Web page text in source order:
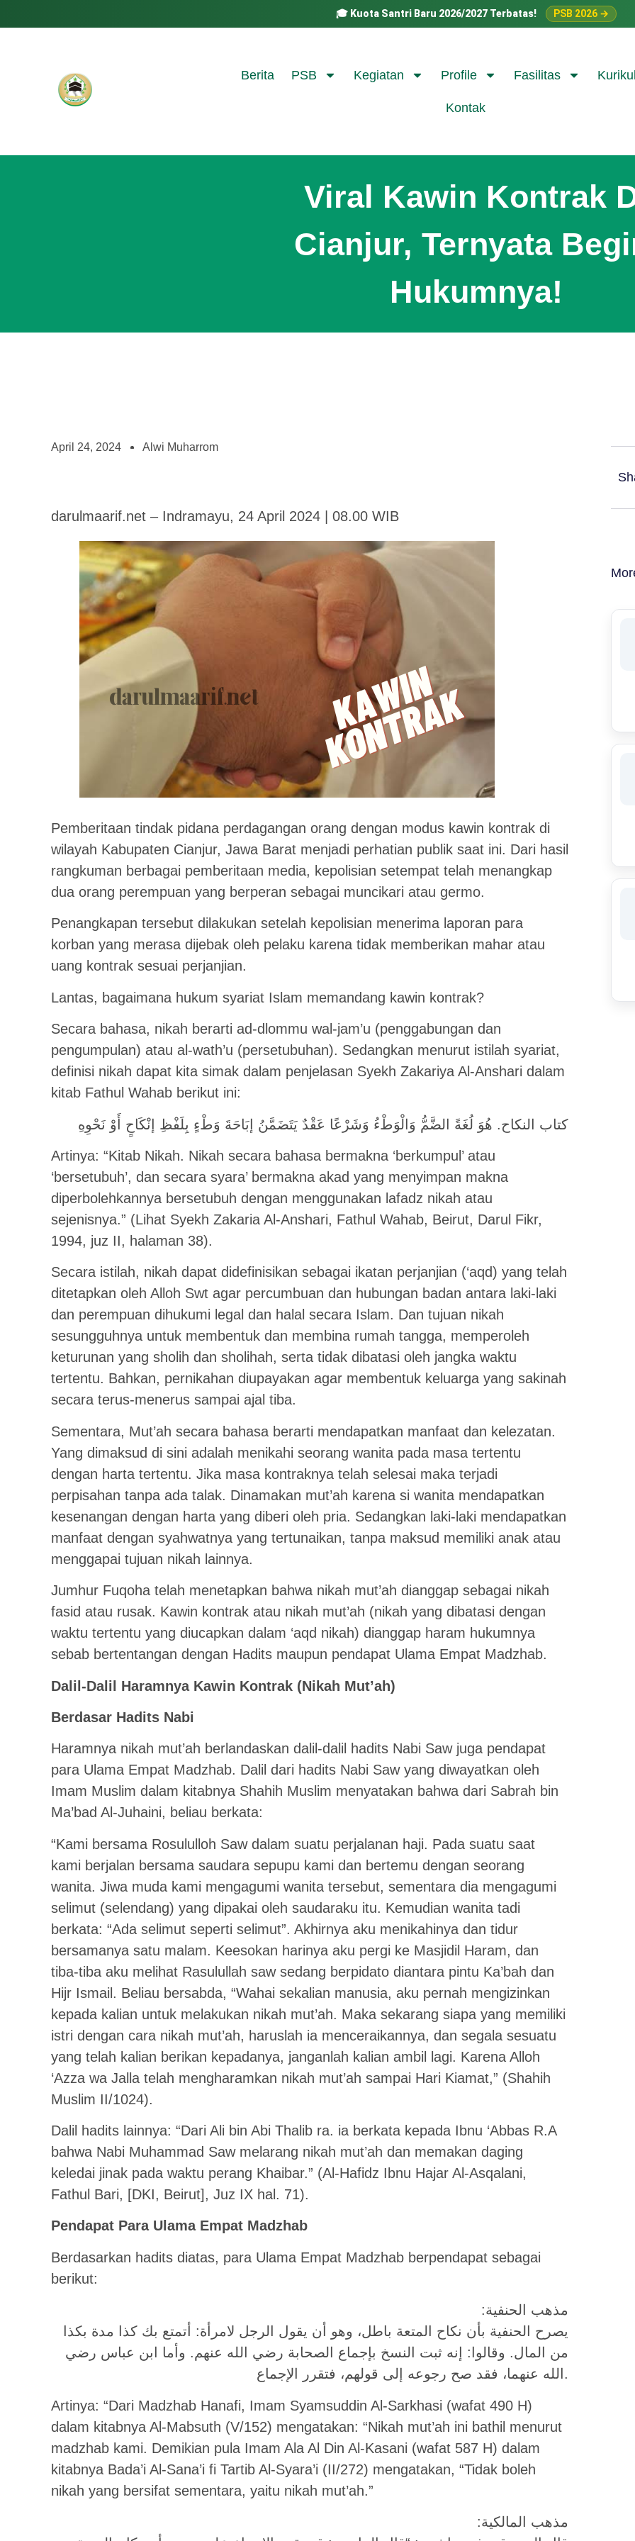
🎓 Kuota Santri Baru 2026/2027 Terbatas! PSB 2026 →
Berita PSB Kegiatan Profile Fasilitas
Kontak
Viral Kawin Kontrak
Cianjur, Ternyata
Hukumnya!
April 24, 2024 Alwi Muharrom
darulmaarif.net – Indramayu, 24 April 2024 | 08.00 WIB
Pemberitaan tindak pidana perdagangan orang dengan modus kawin kontrak di
wilayah Kabupaten Cianjur, Jawa Barat menjadi perhatian publik saat ini. Dari hasil
rangkuman berbagai pemberitaan media, kepolisian setempat telah menangkap
dua orang perempuan yang berperan sebagai muncikari atau germo.
Penangkapan tersebut dilakukan setelah kepolisian menerima laporan para
korban yang merasa dijebak oleh pelaku karena tidak memberikan mahar atau
uang kontrak sesuai perjanjian.
Lantas, bagaimana hukum syariat Islam memandang kawin kontrak?
Secara bahasa, nikah berarti ad-dlommu wal-jam’u (penggabungan dan
pengumpulan) atau al-wath’u (persetubuhan). Sedangkan menurut istilah syariat,
definisi nikah dapat kita simak dalam penjelasan Syekh Zakariya Al-Anshari dalam
kitab Fathul Wahab berikut ini:
كتاب النكاح. هُوَ لُغَةً الضَّمُّ وَالْوَطْءُ وَشَرْعًا عَقْدٌ يَتَضَمَّنُ إبَاحَةَ وَطْءٍ بِلَفْظِ إنْكَاحٍ أَوْ نَحْوِهِ
Artinya: “Kitab Nikah. Nikah secara bahasa bermakna ‘berkumpul’ atau
‘bersetubuh’, dan secara syara’ bermakna akad yang menyimpan makna
diperbolehkannya bersetubuh dengan menggunakan lafadz nikah atau
sejenisnya.” (Lihat Syekh Zakaria Al-Anshari, Fathul Wahab, Beirut, Darul Fikr,
1994, juz II, halaman 38).
Secara istilah, nikah dapat didefinisikan sebagai ikatan perjanjian (‘aqd) yang telah
ditetapkan oleh Alloh Swt agar percumbuan dan hubungan badan antara laki-laki
dan perempuan dihukumi legal dan halal secara Islam. Dan tujuan nikah
sesungguhnya untuk membentuk dan membina rumah tangga, memperoleh
keturunan yang sholih dan sholihah, serta tidak dibatasi oleh jangka waktu
tertentu. Bahkan, pernikahan diupayakan agar membentuk keluarga yang sakinah
secara terus-menerus sampai ajal tiba.
Sementara, Mut’ah secara bahasa berarti mendapatkan manfaat dan kelezatan.
Yang dimaksud di sini adalah menikahi seorang wanita pada masa tertentu
dengan harta tertentu. Jika masa kontraknya telah selesai maka terjadi
perpisahan tanpa ada talak. Dinamakan mut’ah karena si wanita mendapatkan
kesenangan dengan harta yang diberi oleh pria. Sedangkan laki-laki mendapatkan
manfaat dengan syahwatnya yang tertunaikan, tanpa maksud memiliki anak atau
menggapai tujuan nikah lainnya.
Jumhur Fuqoha telah menetapkan bahwa nikah mut’ah dianggap sebagai nikah
fasid atau rusak. Kawin kontrak atau nikah mut’ah (nikah yang dibatasi dengan
waktu tertentu yang diucapkan dalam ‘aqd nikah) dianggap haram hukumnya
sebab bertentangan dengan Hadits maupun pendapat Ulama Empat Madzhab.
Dalil-Dalil Haramnya Kawin Kontrak (Nikah Mut’ah)
Berdasar Hadits Nabi
Haramnya nikah mut’ah berlandaskan dalil-dalil hadits Nabi Saw juga pendapat
para Ulama Empat Madzhab. Dalil dari hadits Nabi Saw yang diwayatkan oleh
Imam Muslim dalam kitabnya Shahih Muslim menyatakan bahwa dari Sabrah bin
Ma’bad Al-Juhaini, beliau berkata:
“Kami bersama Rosululloh Saw dalam suatu perjalanan haji. Pada suatu saat
kami berjalan bersama saudara sepupu kami dan bertemu dengan seorang
wanita. Jiwa muda kami mengagumi wanita tersebut, sementara dia mengagumi
selimut (selendang) yang dipakai oleh saudaraku itu. Kemudian wanita tadi
berkata: “Ada selimut seperti selimut”. Akhirnya aku menikahinya dan tidur
bersamanya satu malam. Keesokan harinya aku pergi ke Masjidil Haram, dan
tiba-tiba aku melihat Rasulullah saw sedang berpidato diantara pintu Ka’bah dan
Hijr Ismail. Beliau bersabda, “Wahai sekalian manusia, aku pernah mengizinkan
kepada kalian untuk melakukan nikah mut’ah. Maka sekarang siapa yang memiliki
istri dengan cara nikah mut’ah, haruslah ia menceraikannya, dan segala sesuatu
yang telah kalian berikan kepadanya, janganlah kalian ambil lagi. Karena Alloh
‘Azza wa Jalla telah mengharamkan nikah mut’ah sampai Hari Kiamat,” (Shahih
Muslim II/1024).
Dalil hadits lainnya: “Dari Ali bin Abi Thalib ra. ia berkata kepada Ibnu ‘Abbas R.A
bahwa Nabi Muhammad Saw melarang nikah mut’ah dan memakan daging
keledai jinak pada waktu perang Khaibar.” (Al-Hafidz Ibnu Hajar Al-Asqalani,
Fathul Bari, [DKI, Beirut], Juz IX hal. 71).
Pendapat Para Ulama Empat Madzhab
Berdasarkan hadits diatas, para Ulama Empat Madzhab berpendapat sebagai
berikut:
:مذهب الحنفية
يصرح الحنفية بأن نكاح المتعة باطل، وهو أن يقول الرجل لامرأة: أتمتع بك كذا مدة بكذا
من المال. وقالوا: إنه ثبت النسخ بإجماع الصحابة رضي الله عنهم. وأما ابن عباس رضي
الله عنهما، فقد صح رجوعه إلى قولهم، فتقرر الإجماع.
Artinya: “Dari Madzhab Hanafi, Imam Syamsuddin Al-Sarkhasi (wafat 490 H)
dalam kitabnya Al-Mabsuth (V/152) mengatakan: “Nikah mut’ah ini bathil menurut
madzhab kami. Demikian pula Imam Ala Al Din Al-Kasani (wafat 587 H) dalam
kitabnya Bada’i Al-Sana’i fi Tartib Al-Syara’i (II/272) mengatakan, “Tidak boleh
nikah yang bersifat sementara, yaitu nikah mut’ah.”
:مذهب المالكية